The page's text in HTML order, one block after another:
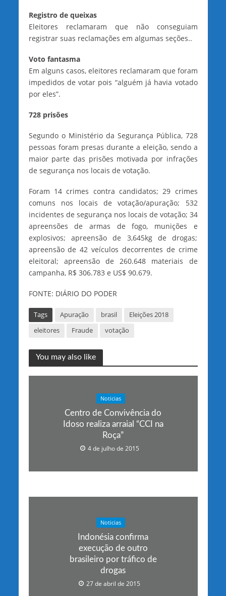
Registro de queixas
Eleitores reclamaram que não conseguiam
registrar suas reclamações em algumas seções..
Voto fantasma
Em alguns casos, eleitores reclamaram que foram
impedidos de votar pois “alguém já havia votado
por eles”.
728 prisões
Segundo o Ministério da Segurança Pública, 728
pessoas foram presas durante a eleição, sendo a
maior parte das prisões motivada por infrações
de segurança nos locais de votação.
Foram 14 crimes contra candidatos; 29 crimes
comuns nos locais de votação/apuração; 532
incidentes de segurança nos locais de votação; 34
apreensões de armas de fogo, munições e
explosivos; apreensão de 3,645kg de drogas;
apreensão de 42 veículos decorrentes de crime
eleitoral; apreensão de 260.648 materiais de
campanha, R$ 306.783 e US$ 90.679.
FONTE: DIÁRIO DO PODER
Tags Apuração brasil
Eleições 2018
eleitores
Fraude votação
You may also like
Noticias
Centro de Convivência do
Idoso realiza arraial “CCI na
Roça”
4 de julho de 2015
Noticias
Indonésia confirma
execução de outro
brasileiro por tráfico de
drogas
27 de abril de 2015